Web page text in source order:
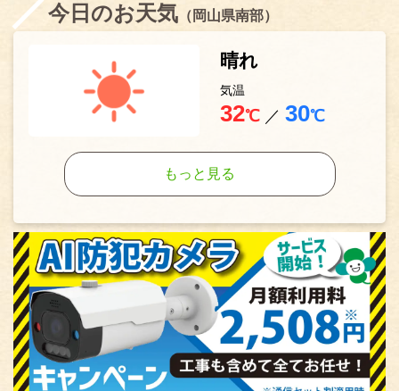
今日のお天気 （岡山県南部）
晴れ
気温
32℃ ／ 30℃
もっと見る